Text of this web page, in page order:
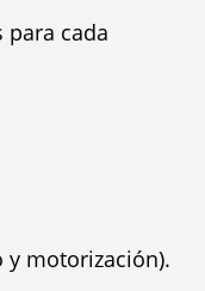
para cada
y motorización).